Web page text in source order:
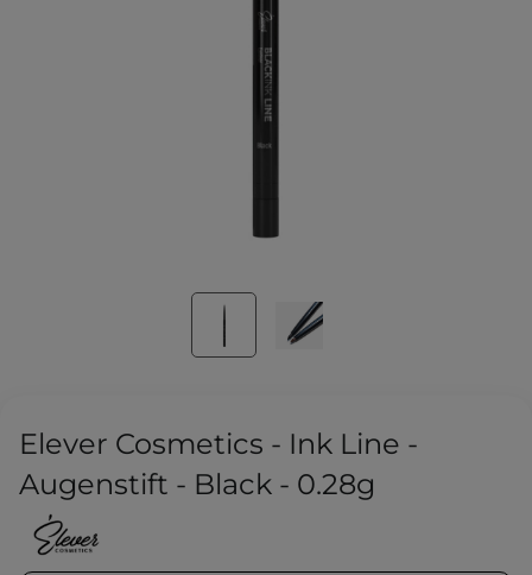
Elever Cosmetics - Ink Line -
Augenstift - Black - 0.28g